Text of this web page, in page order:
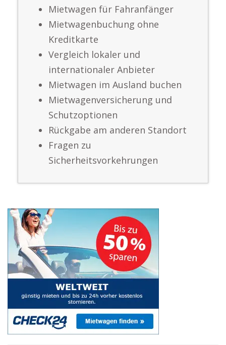
Mietwagen für Fahranfänger
Mietwagenbuchung ohne
Kreditkarte
Vergleich lokaler und
internationaler Anbieter
Mietwagen im Ausland buchen
Mietwagenversicherung und
Schutzoptionen
Rückgabe am anderen Standort
Fragen zu
Sicherheitsvorkehrungen